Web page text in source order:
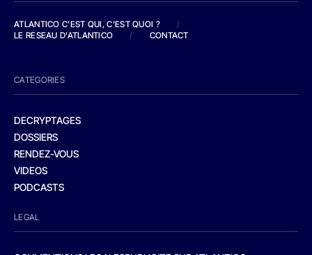
ATLANTICO C'EST QUI, C'EST QUOI ?
/
LE RESEAU D'ATLANTICO
/ CONTACT
CATEGORIES
DECRYPTAGES
DOSSIERS
RENDEZ-VOUS
VIDEOS
PODCASTS
LEGAL